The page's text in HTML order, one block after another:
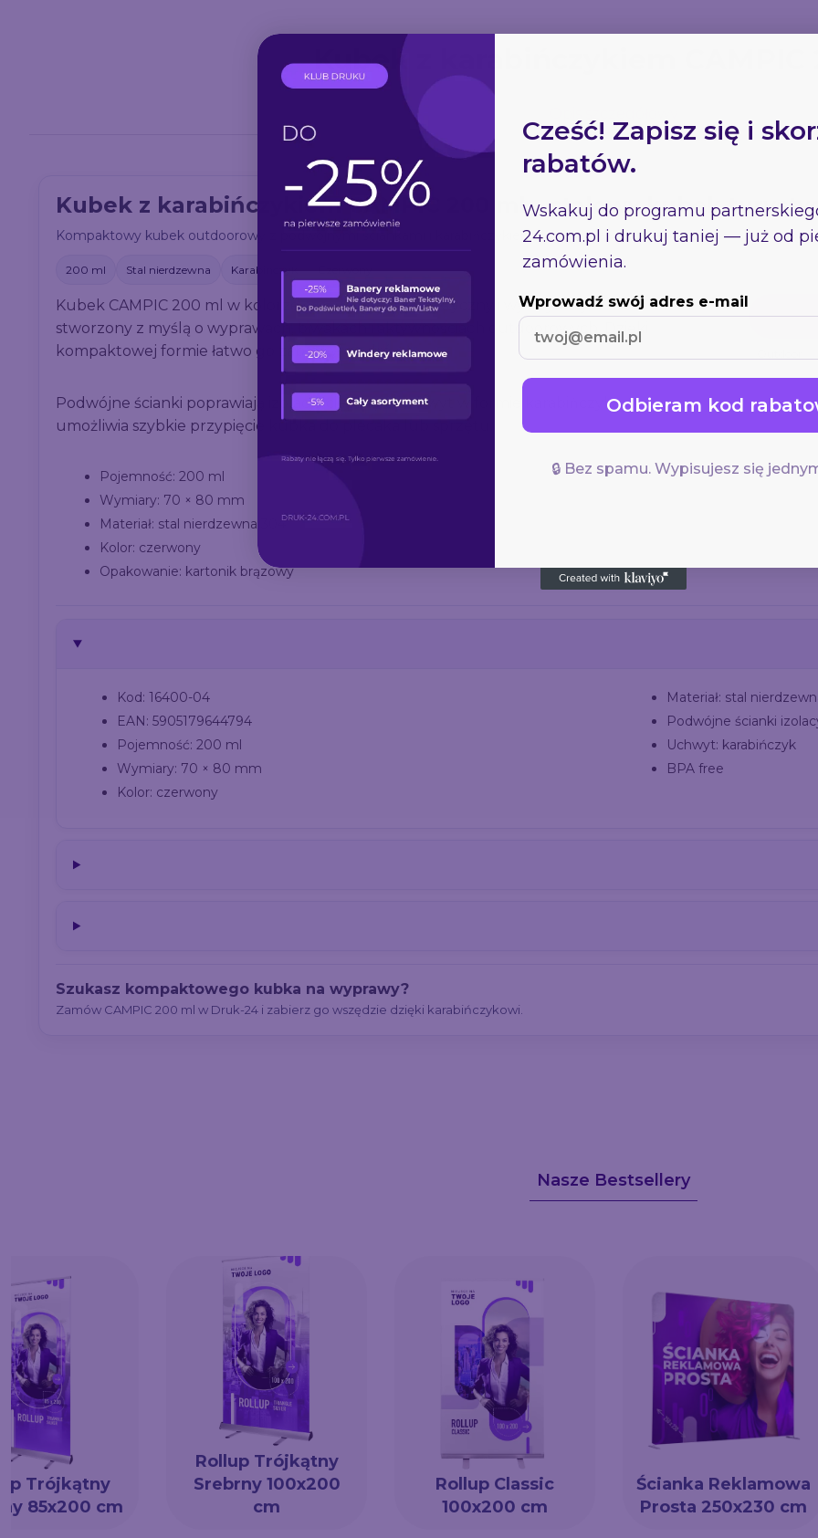
Kubek z karabińczykiem CAMPIC
Kubek z karabińczykiem CAMPIC 200 ml – stalowy kubek
Kompaktowy kubek outdoorowy z podwójnymi ściankami i karabińczykiem. Idealny na wyprawy i biwaki.
200 ml Stal nierdzewna Karabińczyk
Kubek CAMPIC 200 ml w kolorze czerwonym to praktyczny i wytrzymały kubek
stworzony z myślą o wyprawach, biwakach i aktywnościach outdoorowych. Dzięki
kompaktowej formie łatwo go zabrać w podróż.
Podwójne ścianki poprawiają izolację cieplną, a uchwyt w formie karabińczyka
umożliwia szybkie przypięcie kubka do plecaka lub sprzętu.
Pojemność: 200 ml
Wymiary: 70 × 80 mm
Materiał: stal nierdzewna 304
Kolor: czerwony
Opakowanie: kartonik brązowy
Kod: 16400-04
EAN: 5905179644794
Pojemność: 200 ml
Wymiary: 70 × 80 mm
Kolor: czerwony
Materiał: stal
Podwójne ścianki
Uchwyt: karabińczyk
BPA free
Szukasz kompaktowego kubka na wyprawy?
Zamów CAMPIC 200 ml w Druk-24 i zabierz go wszędzie dzięki karabińczykowi.
Nasze Bestsellery
Trójkątny
85x200 cm
Rollup Trójkątny
Srebrny 100x200
cm
Rollup Classic
100x200 cm
Ścianka Reklamowa
Prosta 250x230 cm
Cześć! Zapisz się i
rabatów.
Wskakuj do programu
24.com.pl i drukuj taniej — już od
zamówienia.
Wprowadź swój adres e-mail
Odbieram kod
🔒 Bez spamu. Wypisujesz się